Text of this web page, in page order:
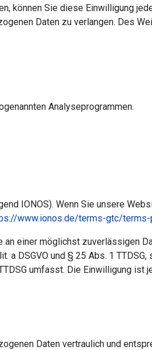
können Sie diese Einwilligung
Daten zu verlangen. Des
Analyseprogrammen.
IONOS). Wenn Sie unsere
www.ionos.de/terms-gtc/terms-
an einer möglichst zuverlässigen
DSGVO und § 25 Abs. 1
umfasst. Die Einwilligung ist
Daten vertraulich und